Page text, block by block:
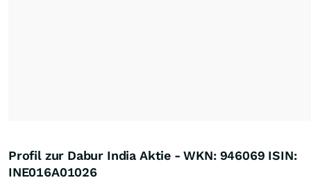
Profil zur Dabur India Aktie - WKN: 946069 ISIN:
INE016A01026